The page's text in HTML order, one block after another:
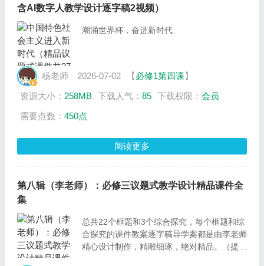
含AI数字人教学设计逐字稿2视频）
潮涌世界杯，奋进新时代
杨老师 2026-07-02 【必修1第四课】
资源大小： 258MB 下载人气： 85 下载权限： 会员
需要点数： 450点
阅读更多
第八辑（李老师）：必修三议题式教学设计精品课件全
集
总共22个框题和3个综合探究，每个框题和综
合探究的课件教案逐字稿导学案都是由李老师
精心设计制作，精雕细琢，绝对精品。（提